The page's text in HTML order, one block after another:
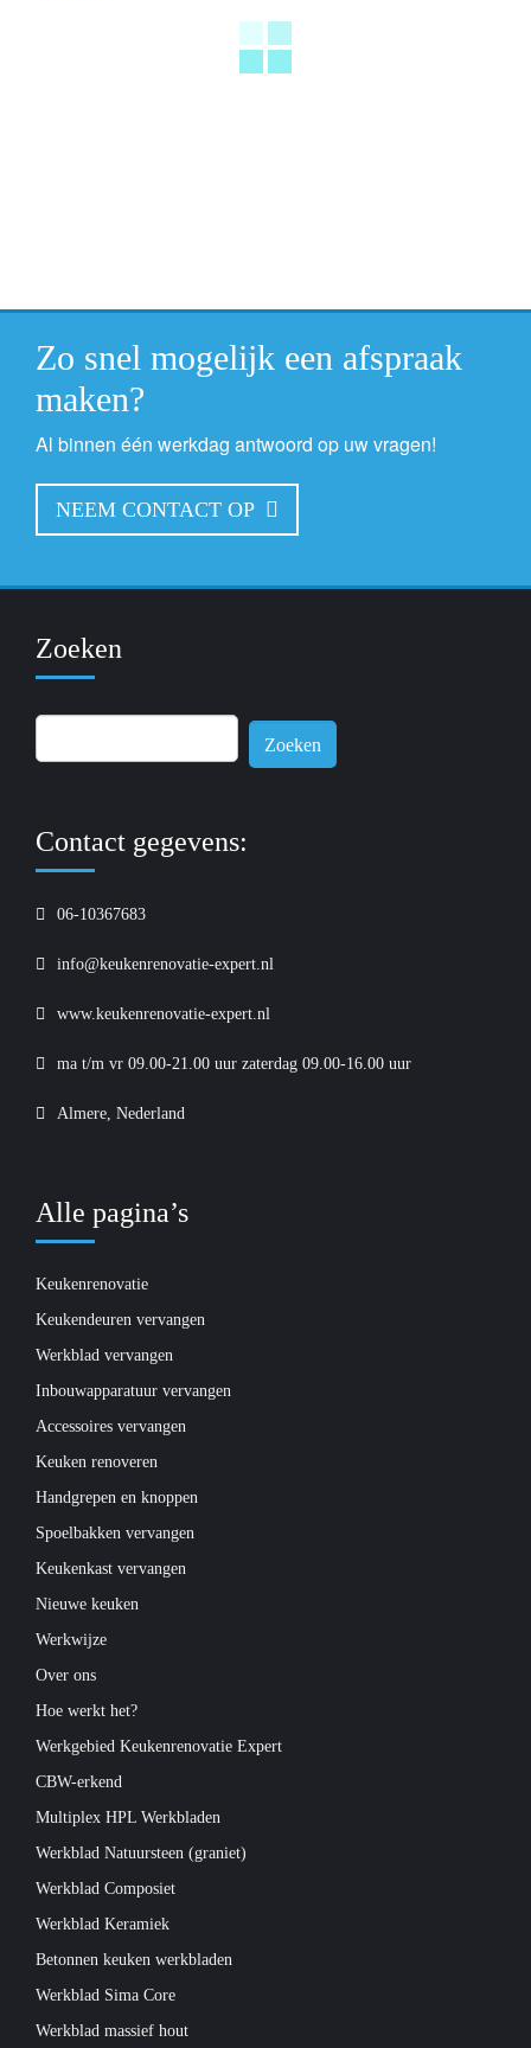
Zo snel mogelijk een afspraak
maken?
Al binnen één werkdag antwoord op uw vragen!
NEEM CONTACT OP
Zoeken
Zoeken
naar:
Contact gegevens:
06-10367683
info@keukenrenovatie-expert.nl
www.keukenrenovatie-expert.nl
ma t/m vr 09.00-21.00 uur zaterdag 09.00-16.00 uur
Almere, Nederland
Alle pagina’s
Keukenrenovatie
Keukendeuren vervangen
Werkblad vervangen
Inbouwapparatuur vervangen
Accessoires vervangen
Keuken renoveren
Handgrepen en knoppen
Spoelbakken vervangen
Keukenkast vervangen
Nieuwe keuken
Werkwijze
Over ons
Hoe werkt het?
Werkgebied Keukenrenovatie Expert
CBW-erkend
Multiplex HPL Werkbladen
Werkblad Natuursteen (graniet)
Werkblad Composiet
Werkblad Keramiek
Betonnen keuken werkbladen
Werkblad Sima Core
Werkblad massief hout